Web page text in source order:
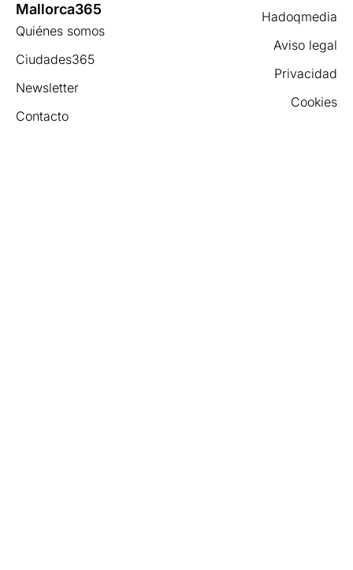
Hadoqmedia
Aviso legal
Privacidad
Cookies
Mallorca365
Quiénes somos
Ciudades365
Newsletter
Contacto